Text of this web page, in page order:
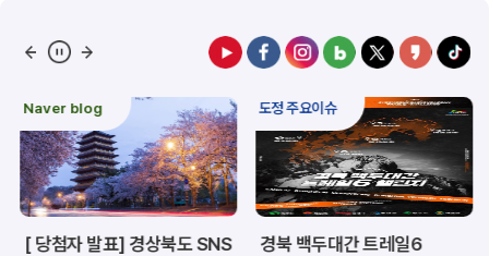
산림 해양/수산
보건·복지/여성/장애인 문화/관광/음식
재난/안전/재해 산업/토지/주택
환경 시험정보
Naver blog
[ 당첨자 발표] 경상북도 SNS
도정 주요이슈
경북 백두대간 트레일6